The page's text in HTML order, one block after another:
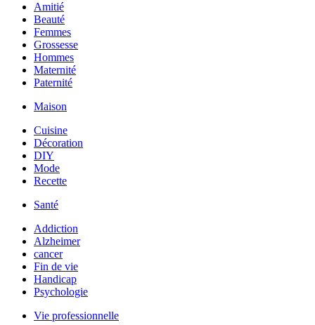
Amitié
Beauté
Femmes
Grossesse
Hommes
Maternité
Paternité
Maison
Cuisine
Décoration
DIY
Mode
Recette
Santé
Addiction
Alzheimer
cancer
Fin de vie
Handicap
Psychologie
Vie professionnelle